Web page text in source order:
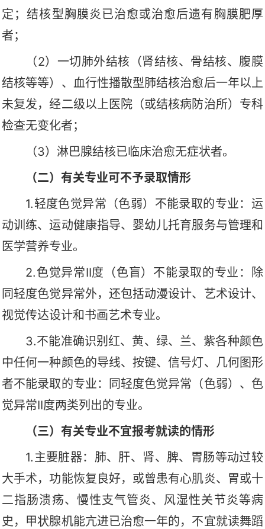
定；结核型胸膜炎已治愈或治愈后遗有胸膜肥厚
者；
（2）一切肺外结核（肾结核、骨结核、腹膜
结核等等）、血行性播散型肺结核治愈后一年以上
未复发，经二级以上医院（或结核病防治所）专科
检查无变化者；
（3）淋巴腺结核已临床治愈无症状者。
（二）有关专业可不予录取情形
1.轻度色觉异常（色弱）不能录取的专业： 运
动训练、运动健康指导、婴幼儿托育服务与管理和
医学营养专业。
2.色觉异常II度（色盲）不能录取的专业：除
同轻度色觉异常外，还包括动漫设计、艺术设计、
视觉传达设计和书画艺术专业。
3.不能准确识别红、黄、绿、兰、紫各种颜色
中任何一种颜色的导线、按键、信号灯、几何图形
者不能录取的专业：同轻度色觉异常（色弱）、色
觉异常II度两类列出的专业。
（三）有关专业不宜报考就读的情形
1.主要脏器：肺、肝、肾、脾、胃肠等动过较
大手术，功能恢复良好，或曾患有心肌炎、胃或十
二指肠溃疡、慢性支气管炎、风湿性关节炎等病
史，甲状腺机能亢进已治愈一年的，不宜就读舞蹈